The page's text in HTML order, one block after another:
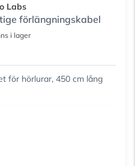
Labs
förlängningskabel
i lager
för hörlurar, 450 cm lång